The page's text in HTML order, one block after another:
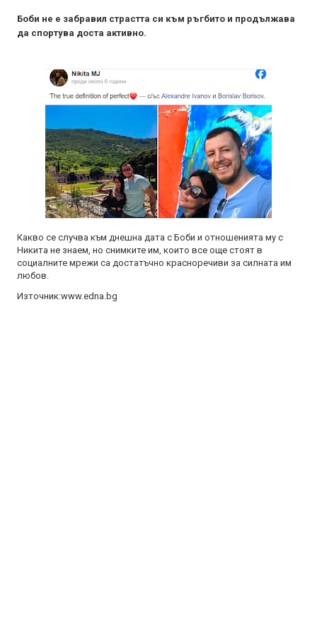
Боби не е забравил страстта си към ръгбито и продължава
да спортува доста активно.
Какво се случва към днешна дата с Боби и отношенията му с
Никита не знаем, но снимките им, които все още стоят в
социалните мрежи са достатъчно красноречиви за силната им
любов.
Източник:www.edna.bg